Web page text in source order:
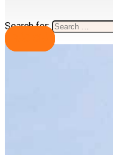
Search for: